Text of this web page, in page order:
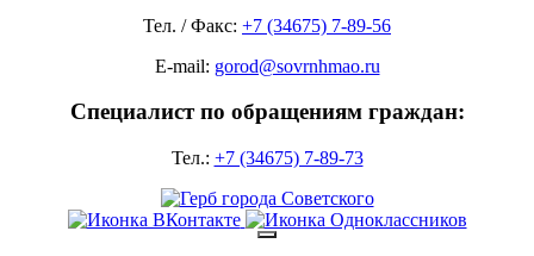
Тел. / Факс: +7 (34675) 7-89-56
E-mail: gorod@sovrnhmao.ru
Специалист по обращениям граждан:
Тел.: +7 (34675) 7-89-73